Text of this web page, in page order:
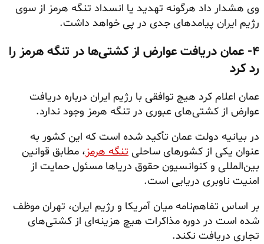
وی هشدار داد هرگونه تهدید یا انسداد تنگه هرمز از سوی
رژیم ایران پیامدهای جدی در پی خواهد داشت.
۴- عمان دریافت عوارض از کشتی‌ها در تنگه هرمز را
رد کرد
عمان اعلام کرد هیچ توافقی با رژیم ایران درباره دریافت
عوارض از کشتی‌های عبوری در تنگه هرمز وجود ندارد.
در بیانیه دولت عمان تأکید شده است که این کشور به
عنوان یکی از کشورهای ساحلی تنگه هرمز، مطابق قوانین
بین‌المللی و کنوانسیون حقوق دریاها مسئول حمایت از
امنیت ناوبری دریایی است.
بر اساس تفاهم‌نامه میان آمریکا و رژیم ایران، تهران موظف
شده است در دوره مذاکرات هیچ هزینه‌ای از کشتی‌های
تجاری دریافت نکند.